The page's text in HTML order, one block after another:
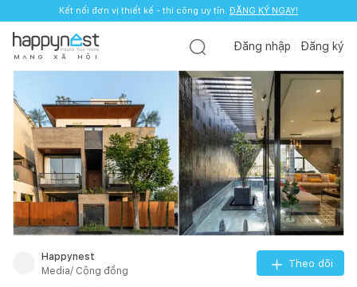
Kết nối đơn vị thiết kế - thi công uy tín. ĐĂNG KÝ NGAY!
M Ạ N G X Ã H Ộ I
Đăng nhập Đăng ký
Happynest
Media/ Cộng đồng
Theo dõi